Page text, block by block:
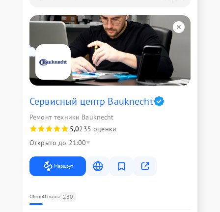
Сервисный центр Bauknecht
Ремонт техники Bauknecht
5,0235 оценки
Открыто до 21:00
Маршрут
ОбзорОтзывы 280